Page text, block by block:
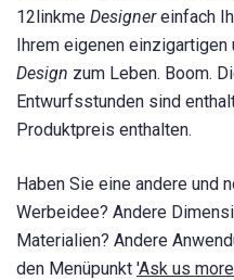
12linkme Designereinfach
Ihrem eigenen
Design zum Leben. Boom.
Entwurfsstunden sind
Produktpreis enthalten.
Haben Sie eine andere und
Werbeidee? Andere
Materialien? Andere
den Menüpunkt 'Ask us